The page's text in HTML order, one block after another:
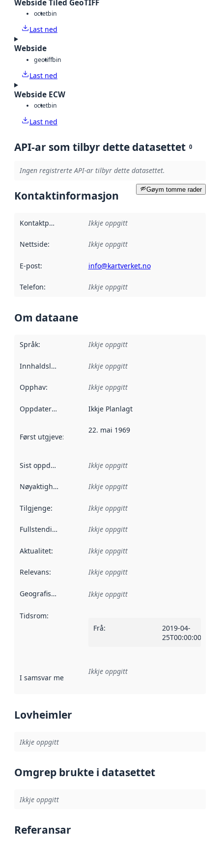
Webside Tiled GeoTIFF
octetbin
Last ned
Webside
geotiffbin
Last ned
Webside ECW
octetbin
Last ned
API-ar som tilbyr dette datasettet 0
Ingen registrerte API-ar tilbyr dette datasettet.
Gøym tomme rader
Kontaktinformasjon
Kontaktpunkt Ikkje oppgitt
Nettside: Ikkje oppgitt
E-post: info@kartverket.no
Telefon: Ikkje oppgitt
Om dataane
Språk: Ikkje oppgitt
Innhaldsleverandørar :
Ikkje oppgitt
Opphav: Ikkje oppgitt
Oppdateringsfrekvens :
Ikkje Planlagt
Først utgjeve:
22. mai 1969
Sist oppdatert Ikkje oppgitt
Nøyaktigheit Ikkje oppgitt
Tilgjenge: Ikkje oppgitt
Fullstendigheit Ikkje oppgitt
Aktualitet: Ikkje oppgitt
Relevans: Ikkje oppgitt
Geografisk område Ikkje oppgitt
Tidsrom:
Frå:
2019-04-
25T00:00:00Z
I samsvar med Referanse til ei implementeringsregel eller
Ikkje oppgitt
Lovheimler
Ikkje oppgitt
Omgrep brukte i datasettet
Ikkje oppgitt
Referansar